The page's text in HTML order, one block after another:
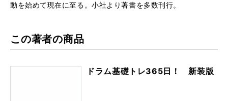
動を始めて現在に至る。小社より著書を多数刊行。
この著者の商品
ドラム基礎トレ365日！ 新装版